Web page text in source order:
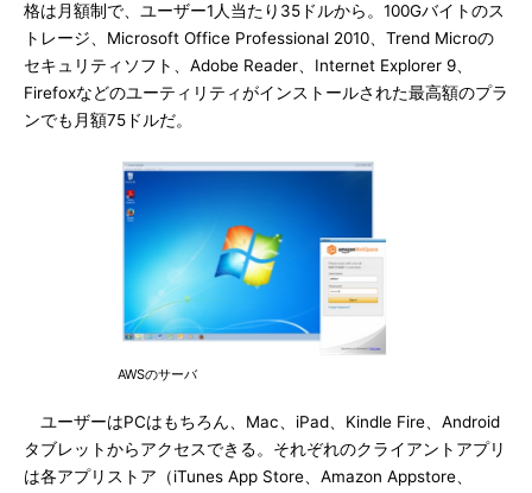
格は月額制で、ユーザー1人当たり35ドルから。100Gバイトのス
トレージ、Microsoft Office Professional 2010、Trend Microの
セキュリティソフト、Adobe Reader、Internet Explorer 9、
Firefoxなどのユーティリティがインストールされた最高額のプラ
ンでも月額75ドルだ。
AWSのサーバ
ユーザーはPCはもちろん、Mac、iPad、Kindle Fire、Android
タブレットからアクセスできる。それぞれのクライアントアプリ
は各アプリストア（iTunes App Store、Amazon Appstore、